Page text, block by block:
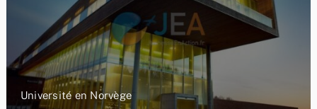
Université en Norvège